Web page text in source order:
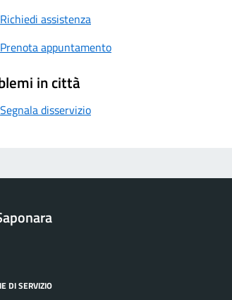
Richiedi assistenza
Prenota appuntamento
in città
Segnala disservizio
DI SERVIZIO